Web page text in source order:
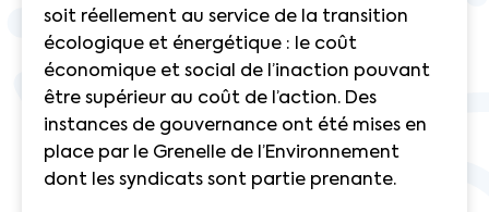
soit réellement au service de la transition
écologique et énergétique : le coût
économique et social de l’inaction pouvant
être supérieur au coût de l’action. Des
instances de gouvernance ont été mises en
place par le Grenelle de l’Environnement
dont les syndicats sont partie prenante.